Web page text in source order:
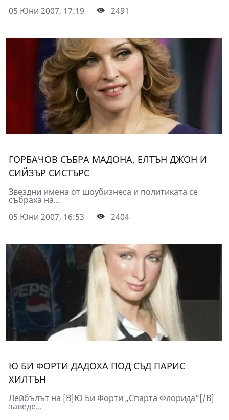
05 Юни 2007, 17:19
2491
ГОРБАЧОВ СЪБРА МАДОНА, ЕЛТЪН ДЖОН И
СИЙЗЪР СИСТЪРС
Звездни имена от шоубизнеса и политиката се
събраха на...
05 Юни 2007, 16:53
2404
Ю БИ ФОРТИ ДАДОХА ПОД СЪД ПАРИС
ХИЛТЪН
Лейбълът на [B]Ю Би Форти „Спарта Флорида“[/B]
заведе...